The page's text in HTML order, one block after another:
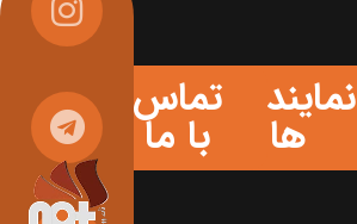
نمایندگی
ها
تماس
با ما